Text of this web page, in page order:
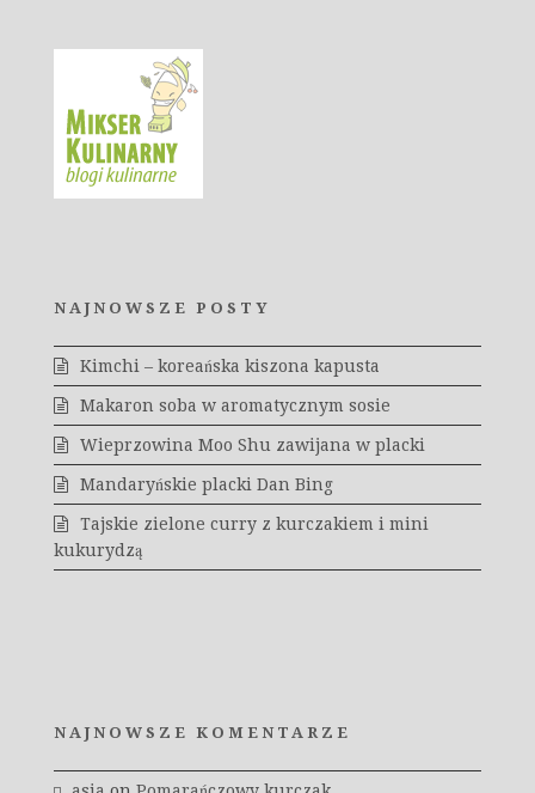
NAJNOWSZE POSTY
Kimchi – koreańska kiszona kapusta
Makaron soba w aromatycznym sosie
Wieprzowina Moo Shu zawijana w placki
Mandaryńskie placki Dan Bing
Tajskie zielone curry z kurczakiem i mini
kukurydzą
NAJNOWSZE KOMENTARZE